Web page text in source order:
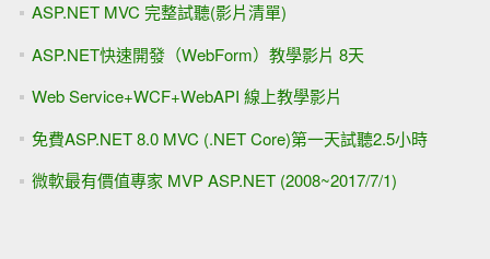
ASP.NET MVC 完整試聽(影片清單)
ASP.NET快速開發（WebForm）教學影片 8天
Web Service+WCF+WebAPI 線上教學影片
免費ASP.NET 8.0 MVC (.NET Core)第一天試聽2.5小時
微軟最有價值專家 MVP ASP.NET (2008~2017/7/1)